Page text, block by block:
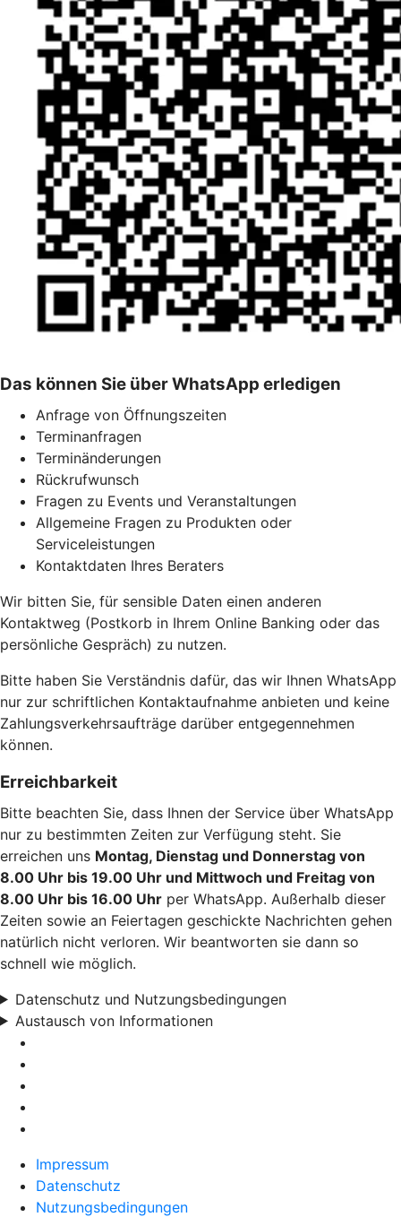
Das können Sie über WhatsApp erledigen
Anfrage von Öffnungszeiten
Terminanfragen
Terminänderungen
Rückrufwunsch
Fragen zu Events und Veranstaltungen
Allgemeine Fragen zu Produkten oder
Serviceleistungen
Kontaktdaten Ihres Beraters
Wir bitten Sie, für sensible Daten einen anderen
Kontaktweg (Postkorb in Ihrem Online Banking oder das
persönliche Gespräch) zu nutzen.
Bitte haben Sie Verständnis dafür, das wir Ihnen WhatsApp
nur zur schriftlichen Kontaktaufnahme anbieten und keine
Zahlungsverkehrsaufträge darüber entgegennehmen
können.
Erreichbarkeit
Bitte beachten Sie, dass Ihnen der Service über WhatsApp
nur zu bestimmten Zeiten zur Verfügung steht. Sie
erreichen uns Montag, Dienstag und Donnerstag von
8.00 Uhr bis 19.00 Uhr und Mittwoch und Freitag von
8.00 Uhr bis 16.00 Uhr per WhatsApp. Außerhalb dieser
Zeiten sowie an Feiertagen geschickte Nachrichten gehen
natürlich nicht verloren. Wir beantworten sie dann so
schnell wie möglich.
Datenschutz und Nutzungsbedingungen
Austausch von Informationen
Impressum
Datenschutz
Nutzungsbedingungen